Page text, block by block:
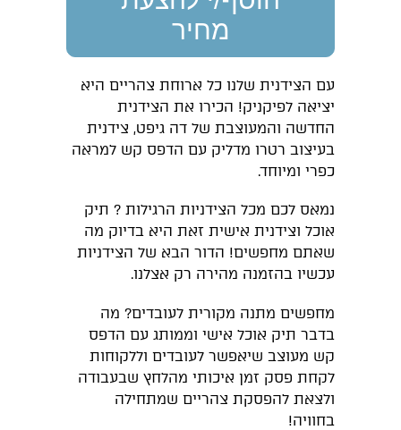
מחיר
עם הצידנית שלנו כל ארוחת צהריים היא
יציאה לפיקניק! הכירו את הצידנית
החדשה והמעוצבת של דה גיפט, צידנית
בעיצוב רטרו מדליק עם הדפס קש למראה
כפרי ומיוחד.
נמאס לכם מכל הצידניות הרגילות ? תיק
אוכל וצידנית אישית זאת היא בדיוק מה
שאתם מחפשים! הדור הבא של הצידניות
עכשיו בהזמנה מהירה רק אצלנו.
מחפשים מתנה מקורית לעובדים? מה
בדבר תיק אוכל אישי וממותג עם הדפס
קש מעוצב שיאפשר לעובדים וללקוחות
לקחת פסק זמן איכותי מהלחץ שבעבודה
ולצאת להפסקת צהריים שמתחילה
בחוויה!